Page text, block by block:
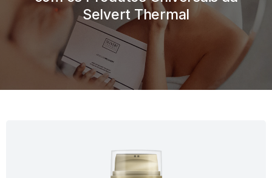
Selvert Thermal​